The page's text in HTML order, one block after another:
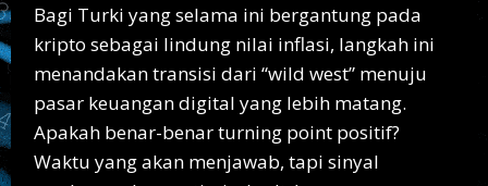
Bagi Turki yang selama ini bergantung pada
kripto sebagai lindung nilai inflasi, langkah ini
menandakan transisi dari “wild west” menuju
pasar keuangan digital yang lebih matang.
Apakah benar-benar turning point positif?
Waktu yang akan menjawab, tapi sinyal